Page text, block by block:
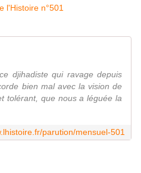
djihadiste qui ravage depuis
bien mal avec la vision de
tolérant, que nous a léguée la
parution/mensuel-501